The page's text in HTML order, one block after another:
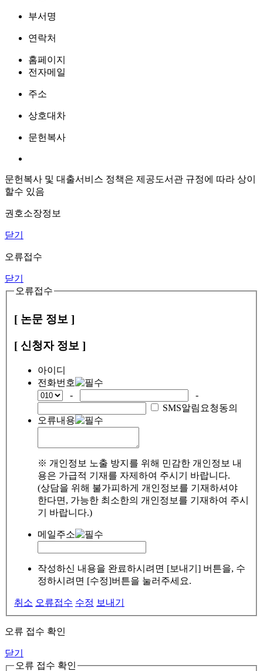
부서명
연락처
홈페이지
전자메일
주소
상호대차
문헌복사
문헌복사 및 대출서비스 정책은 제공도서관 규정에 따라 상이
할수 있음
권호소장정보
닫기
오류접수
닫기
오류접수
[ 논문 정보 ]
[ 신청자 정보 ]
아이디
전화번호
-
-
SMS알림요청동의
오류내용
※ 개인정보 노출 방지를 위해 민감한 개인정보 내
용은 가급적 기재를 자제하여 주시기 바랍니다.
(상담을 위해 불가피하게 개인정보를 기재하셔야
한다면, 가능한 최소한의 개인정보를 기재하여 주시
기 바랍니다.)
메일주소
작성하신 내용을 완료하시려면 [보내기] 버튼을, 수
정하시려면 [수정]버튼을 눌러주세요.
취소 오류접수 수정 보내기
오류 접수 확인
닫기
오류 접수 확인